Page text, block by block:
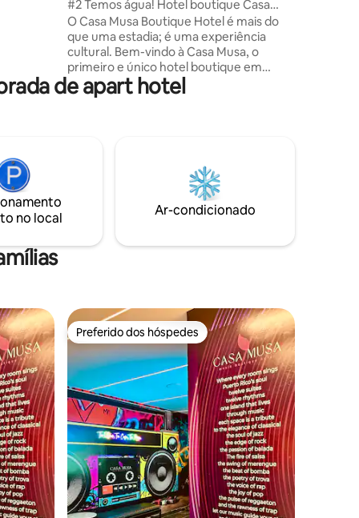
#2 Temos água! Hotel boutique Casa
Musa Music
O Casa Musa Boutique Hotel é mais do
que uma estadia; é uma experiência
cultural. Bem-vindo à Casa Musa, o
primeiro e único hotel boutique em
Porto Rico dedicado a celebrar nossa rica
herança musical. Cada Suíte Master
suíte, que dispõe de uma cama queen-
size ajustável, cozinha, sala de estar
elegante e banheiro privativo. A mistura
perfeita de conforto e estilo.
de apart hotel
no local
Ar-condicionado
Preferido dos hóspedes
Preferido dos hóspedes